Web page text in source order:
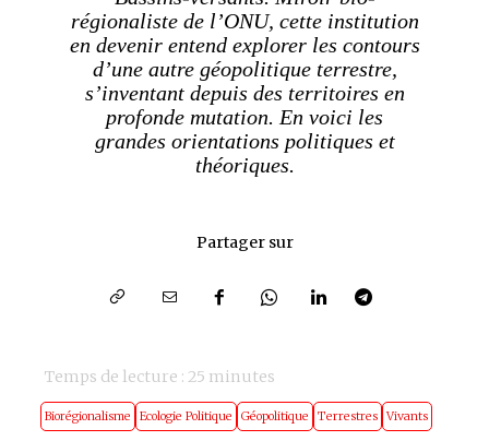
régionaliste de l’ONU, cette institution
en devenir entend explorer les contours
d’une autre géopolitique terrestre,
s’inventant depuis des territoires en
profonde mutation. En voici les
grandes orientations politiques et
théoriques.
Partager sur
Temps de lecture :25 minutes
Biorégionalisme Ecologie Politique Géopolitique Terrestres Vivants